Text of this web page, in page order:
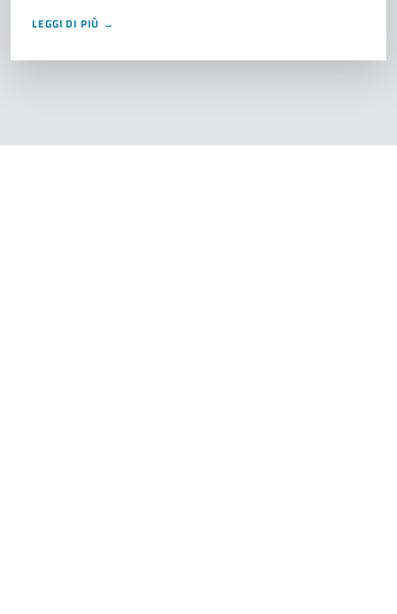
LEGGI DI PIÙ →